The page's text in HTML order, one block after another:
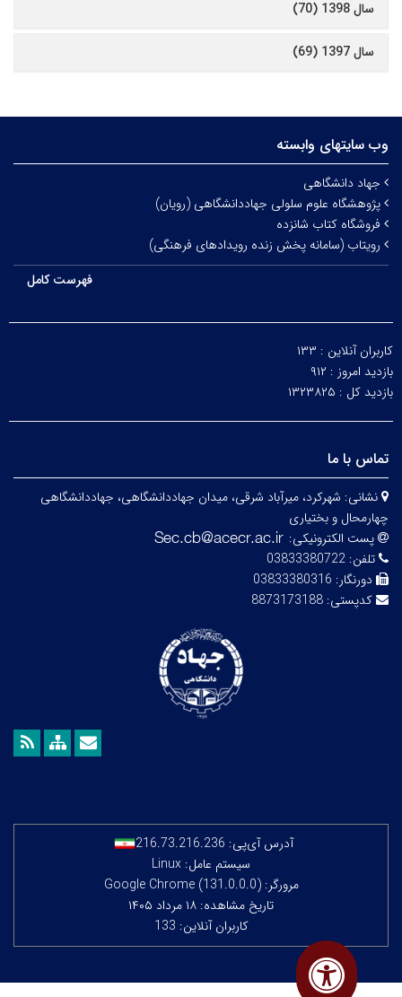
سال 1398 (70)
سال 1397 (69)
وب سایتهای وابسته
جهاد دانشگاهی
پژوهشگاه علوم سلولی جهاددانشگاهی (رویان)
فروشگاه کتاب شانزده
رویتاب (سامانه پخش زنده رویدادهای فرهنگی)
فهرست کامل
کاربران آنلاین : ۱۳۳
بازدید امروز : ۹۱۲
بازدید کل : ۱۳۲۳۸۲۵
تماس با ما
نشانی: شهرکرد، میرآباد شرقی، میدان جهاددانشگاهی، جهاددانشگاهی
چهارمحال و بختیاری
پست الکترونیکی:
تلفن: 03833380722
دورنگار: 03833380316
کدپستی: 8873173188
آدرس آی‌پی: 216.73.216.236
سیستم عامل: Linux
مرورگر: Google Chrome (131.0.0.0)
تاریخ مشاهده: ۱۸ مرداد ۱۴۰۵
کاربران آنلاین: 133